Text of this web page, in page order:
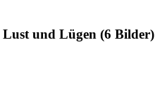
und Lügen (6 Bilder)